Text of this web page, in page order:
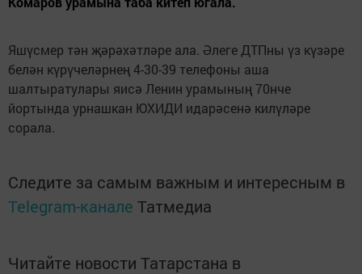
Яшүсмер тән җәрәхәтләре ала. Әлеге ДТПны үз күзәре
белән күрүчеләрнең 4-30-39 телефоны аша
шалтыратулары яисә Ленин урамының 70нче
йортында урнашкан ЮХИДИ идарәсенә килүләре
сорала.
Следите за самым важным и интересным в
Telegram-канале Татмедиа
Читайте новости Татарстана в